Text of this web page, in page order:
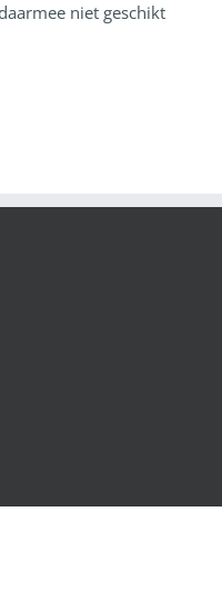
niet geschikt